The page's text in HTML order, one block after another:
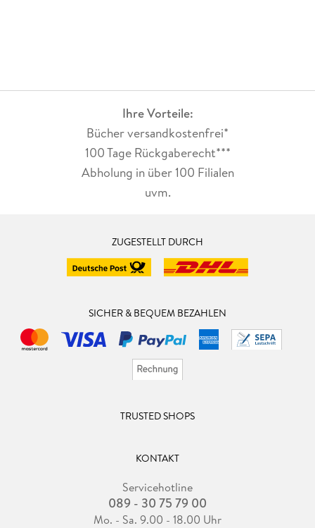
Ihre Vorteile:
Bücher versandkostenfrei*
100 Tage Rückgaberecht***
Abholung in über 100 Filialen
uvm.
ZUGESTELLT DURCH
SICHER & BEQUEM BEZAHLEN
TRUSTED SHOPS
KONTAKT
Servicehotline
089 - 30 75 79 00
Mo. - Sa. 9.00 - 18.00 Uhr